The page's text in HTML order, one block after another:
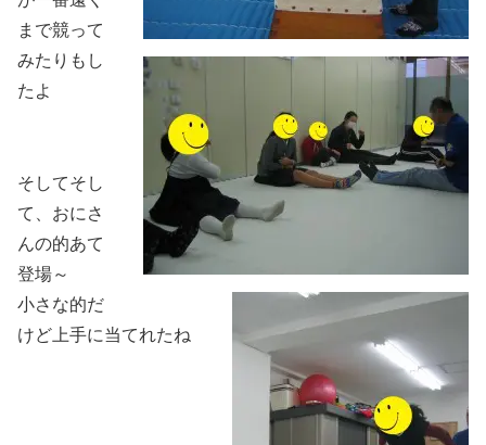
まで競って
みたりもし
たよ
そしてそし
て、おにさ
んの的あて
登場～
小さな的だ
けど上手に当てれたね